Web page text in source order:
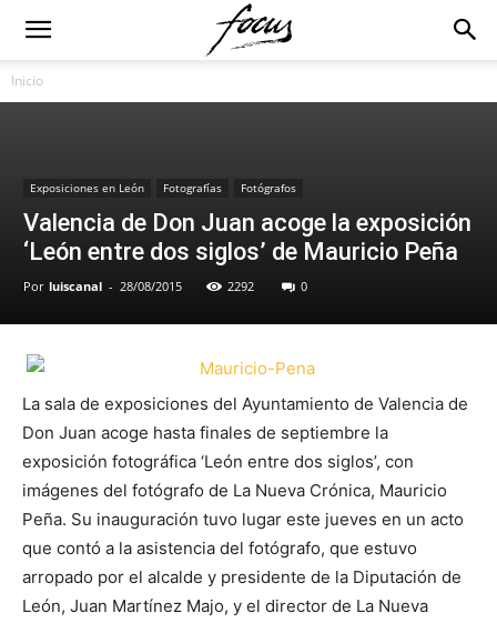
Inicio
Exposiciones en León Fotografías Fotógrafos
Valencia de Don Juan acoge la exposición
‘León entre dos siglos’ de Mauricio Peña
Por luiscanal - 28/08/2015 2292 0
La sala de exposiciones del Ayuntamiento de Valencia de
Don Juan acoge hasta finales de septiembre la
exposición fotográfica ‘León entre dos siglos’, con
imágenes del fotógrafo de La Nueva Crónica, Mauricio
Peña. Su inauguración tuvo lugar este jueves en un acto
que contó a la asistencia del fotógrafo, que estuvo
arropado por el alcalde y presidente de la Diputación de
León, Juan Martínez Majo, y el director de La Nueva